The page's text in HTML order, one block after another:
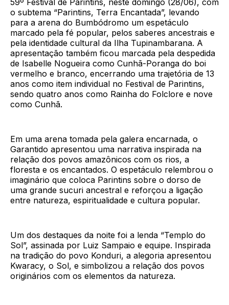
59º Festival de Parintins, neste domingo (28/06), com
o subtema “Parintins, Terra Encantada”, levando
para a arena do Bumbódromo um espetáculo
marcado pela fé popular, pelos saberes ancestrais e
pela identidade cultural da Ilha Tupinambarana. A
apresentação também ficou marcada pela despedida
de Isabelle Nogueira como Cunhã-Poranga do boi
vermelho e branco, encerrando uma trajetória de 13
anos como item individual no Festival de Parintins,
sendo quatro anos como Rainha do Folclore e nove
como Cunhã.
Em uma arena tomada pela galera encarnada, o
Garantido apresentou uma narrativa inspirada na
relação dos povos amazônicos com os rios, a
floresta e os encantados. O espetáculo relembrou o
imaginário que coloca Parintins sobre o dorso de
uma grande sucuri ancestral e reforçou a ligação
entre natureza, espiritualidade e cultura popular.
Um dos destaques da noite foi a lenda “Templo do
Sol”, assinada por Luiz Sampaio e equipe. Inspirada
na tradição do povo Konduri, a alegoria apresentou
Kwaracy, o Sol, e simbolizou a relação dos povos
originários com os elementos da natureza.